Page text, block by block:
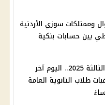
وممتلكات سوزي الأردنية
بين حسابات بنكية
تنسيق المرحلة الثالثة 2025.. اليوم آخر
طلاب الثانوية العامة